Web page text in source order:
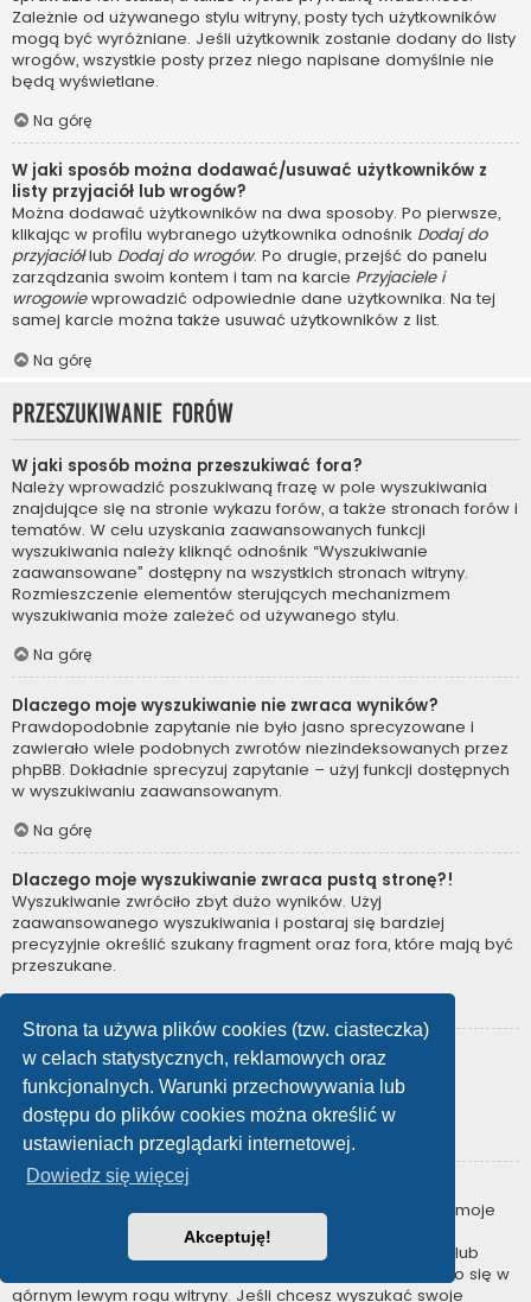
Strona ta używa plików cookies (tzw. ciasteczka)
w celach statystycznych, reklamowych oraz
funkcjonalnych. Warunki przechowywania lub
dostępu do plików cookies można określić w
ustawieniach przeglądarki internetowej.
Dowiedz się więcej
Akceptuję!
Zależnie od używanego stylu witryny, posty tych użytkowników
mogą być wyróżniane. Jeśli użytkownik zostanie dodany do listy
wrogów, wszystkie posty przez niego napisane domyślnie nie
będą wyświetlane.
Na górę
W jaki sposób można dodawać/usuwać użytkowników z
listy przyjaciół lub wrogów?
Można dodawać użytkowników na dwa sposoby. Po pierwsze,
klikając w profilu wybranego użytkownika odnośnik Dodaj do
przyjaciółlub Dodaj do wrogów. Po drugie, przejść do panelu
zarządzania swoim kontem i tam na karcie Przyjaciele i
wrogowiewprowadzić odpowiednie dane użytkownika. Na tej
samej karcie można także usuwać użytkowników z list.
Na górę
Przeszukiwanie forów
W jaki sposób można przeszukiwać fora?
Należy wprowadzić poszukiwaną frazę w pole wyszukiwania
znajdujące się na stronie wykazu forów, a także stronach forów i
tematów. W celu uzyskania zaawansowanych funkcji
wyszukiwania należy kliknąć odnośnik “Wyszukiwanie
zaawansowane” dostępny na wszystkich stronach witryny.
Rozmieszczenie elementów sterujących mechanizmem
wyszukiwania może zależeć od używanego stylu.
Na górę
Dlaczego moje wyszukiwanie nie zwraca wyników?
Prawdopodobnie zapytanie nie było jasno sprecyzowane i
zawierało wiele podobnych zwrotów niezindeksowanych przez
phpBB. Dokładnie sprecyzuj zapytanie – użyj funkcji dostępnych
w wyszukiwaniu zaawansowanym.
Na górę
Dlaczego moje wyszukiwanie zwraca pustą stronę?!
Wyszukiwanie zwróciło zbyt dużo wyników. Użyj
zaawansowanego wyszukiwania i postaraj się bardziej
precyzyjnie określić szukany fragment oraz fora, które mają być
przeszukane.
Jak można wyszukać użytkowników?
Przejdź na stronę “Użytkownicy” i kliknij odnośnik “Znajdź
użytkownika”.
Na górę
W jaki sposób można znaleźć swoje posty i tematy?
Swoje posty można znaleźć, klikając odnośnik “Wyświetl moje
posty” znajdujący się w panelu zarządzania kontem lub
odnośnik “Posty użytkownika” na stronie swojego profilu lub
wybierając „Twoje posty” z menu „Więcej…” znajdującego się w
górnym lewym rogu witryny. Jeśli chcesz wyszukać swoje